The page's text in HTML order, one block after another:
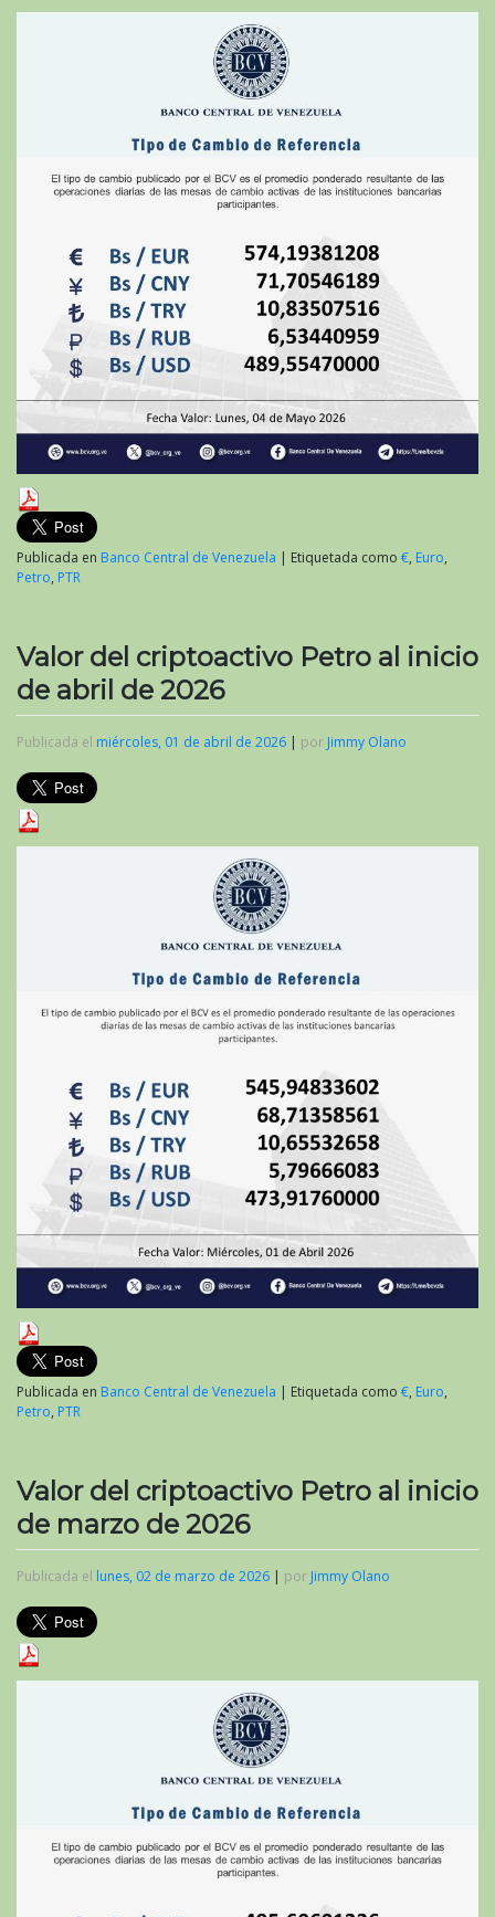
Publicada en Banco Central de Venezuela | Etiquetada como €, Euro,
Petro, PTR
Valor del criptoactivo Petro al inicio
de abril de 2026
Publicada el miércoles, 01 de abril de 2026 | por Jimmy Olano
Publicada en Banco Central de Venezuela | Etiquetada como €, Euro,
Petro, PTR
Valor del criptoactivo Petro al inicio
de marzo de 2026
Publicada el lunes, 02 de marzo de 2026 | por Jimmy Olano